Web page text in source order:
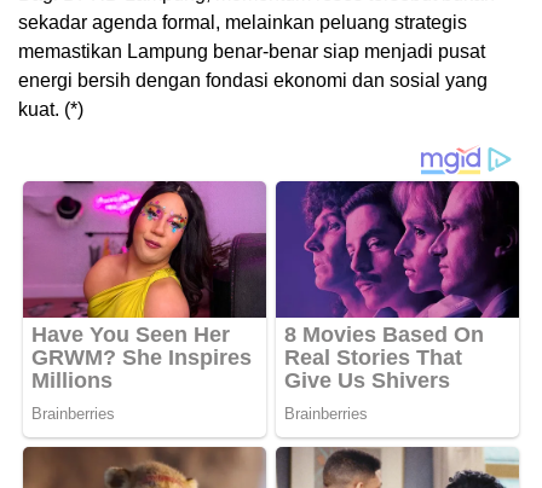
sekadar agenda formal, melainkan peluang strategis
memastikan Lampung benar-benar siap menjadi pusat
energi bersih dengan fondasi ekonomi dan sosial yang
kuat. (*)